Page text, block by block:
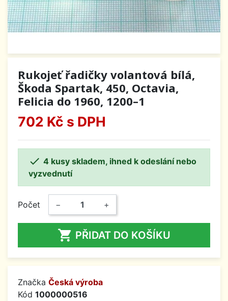
Rukojeť řadičky volantová bílá,
Škoda Spartak, 450, Octavia,
Felicia do 1960, 1200–1
702 Kč s DPH
 4 kusy skladem, ihned k odeslání nebo
vyzvednutí
Počet − +
 PŘIDAT DO KOŠÍKU
Značka Česká výroba
Kód 1000000516